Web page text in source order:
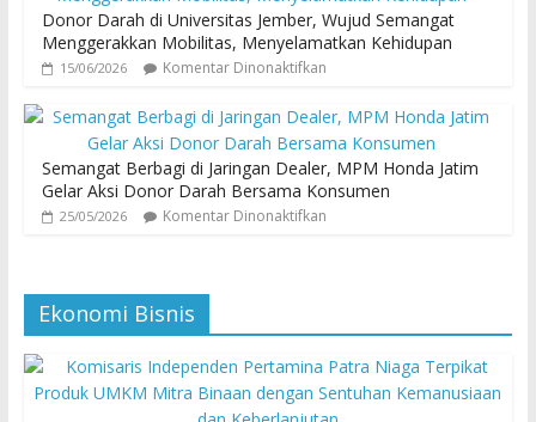
Donor Darah di Universitas Jember, Wujud Semangat
Menggerakkan Mobilitas, Menyelamatkan Kehidupan
15/06/2026 Komentar Dinonaktifkan
Semangat Berbagi di Jaringan Dealer, MPM Honda Jatim
Gelar Aksi Donor Darah Bersama Konsumen
25/05/2026 Komentar Dinonaktifkan
Ekonomi Bisnis